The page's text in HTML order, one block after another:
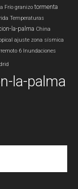
Frío granizo tormenta
Temperaturas
la-palma China
ajuste zona sísmica
6 Inundaciones
la-palma